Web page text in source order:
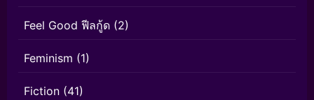
Feel Good ฟีลกู้ด (2)
Feminism (1)
Fiction (41)